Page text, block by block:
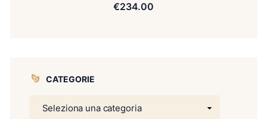
€234.00
CATEGORIE